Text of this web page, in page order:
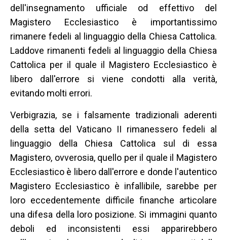
dell'insegnamento ufficiale od effettivo del
Magistero Ecclesiastico è importantissimo
rimanere fedeli al linguaggio della Chiesa Cattolica.
Laddove rimanenti fedeli al linguaggio della Chiesa
Cattolica per il quale il Magistero Ecclesiastico è
libero dall'errore si viene condotti alla verità,
evitando molti errori.
Verbigrazia, se i falsamente tradizionali aderenti
della setta del Vaticano II rimanessero fedeli al
linguaggio della Chiesa Cattolica sul di essa
Magistero, ovverosia, quello per il quale il Magistero
Ecclesiastico è libero dall'errore e donde l'autentico
Magistero Ecclesiastico è infallibile, sarebbe per
loro eccedentemente difficile finanche articolare
una difesa della loro posizione. Si immagini quanto
deboli ed inconsistenti essi apparirebbero